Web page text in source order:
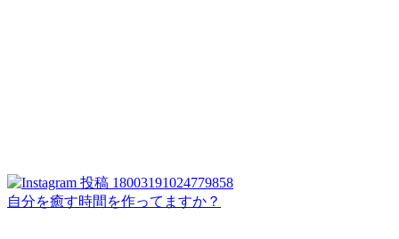
自分を癒す時間を作ってますか？